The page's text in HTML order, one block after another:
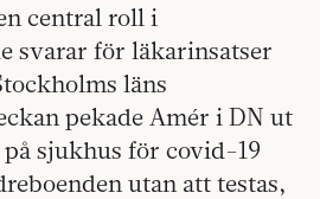
central roll i
svarar för läkarinsatser
läns
pekade Amér i DN ut
sjukhus för covid-19
utan att testas,